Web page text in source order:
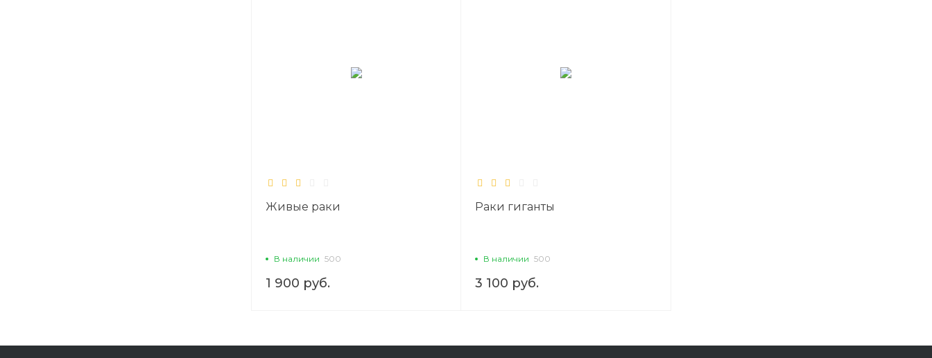
Живые раки
В наличии 500
1 900 руб.
Раки гиганты
В наличии 500
3 100 руб.